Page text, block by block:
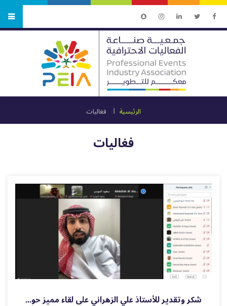
الرئيسية فغاليات
فغاليات
شكر وتقدير للأستاذ علي الزهراني على لقاء مميز حول إدارة الفعاليات الثقافية